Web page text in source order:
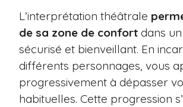
L’interprétation théâtrale
de sa zone de confort dans
sécurisé et bienveillant. En
différents personnages, vous
progressivement à dépasser
habituelles. Cette progression